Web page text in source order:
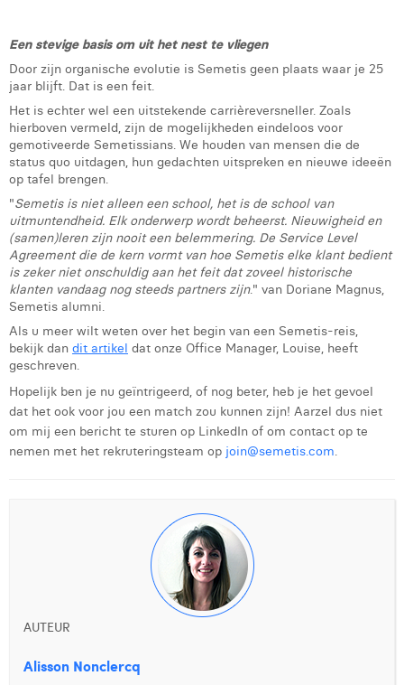
Een stevige basis om uit het nest te vliegen
Door zijn organische evolutie is Semetis geen plaats waar je 25
jaar blijft. Dat is een feit.
Het is echter wel een uitstekende carrièreversneller. Zoals
hierboven vermeld, zijn de mogelijkheden eindeloos voor
gemotiveerde Semetissians. We houden van mensen die de
status quo uitdagen, hun gedachten uitspreken en nieuwe ideeën
op tafel brengen.
"Semetis is niet alleen een school, het is de school van
uitmuntendheid. Elk onderwerp wordt beheerst. Nieuwigheid en
(samen)leren zijn nooit een belemmering. De Service Level
Agreement die de kern vormt van hoe Semetis elke klant bedient
is zeker niet onschuldig aan het feit dat zoveel historische
klanten vandaag nog steeds partners zijn." van Doriane Magnus,
Semetis alumni.
Als u meer wilt weten over het begin van een Semetis-reis,
bekijk dan dit artikel dat onze Office Manager, Louise, heeft
geschreven.
Hopelijk ben je nu geïntrigeerd, of nog beter, heb je het gevoel
dat het ook voor jou een match zou kunnen zijn! Aarzel dus niet
om mij een bericht te sturen op LinkedIn of om contact op te
nemen met het rekruteringsteam op join@semetis.com.
AUTEUR
Alisson Nonclercq